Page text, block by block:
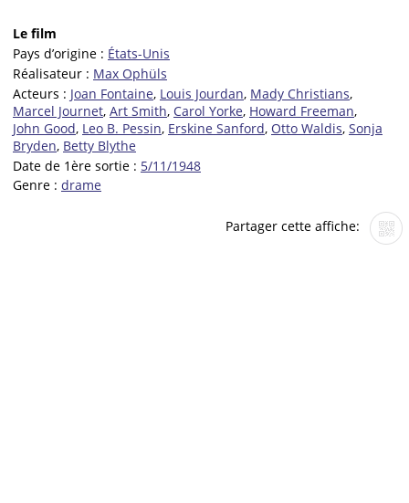
Le film
Pays d’origine : États-Unis
Réalisateur : Max Ophüls
Acteurs : Joan Fontaine, Louis Jourdan, Mady Christians,
Marcel Journet, Art Smith, Carol Yorke, Howard Freeman,
John Good, Leo B. Pessin, Erskine Sanford, Otto Waldis, Sonja
Bryden, Betty Blythe
Date de 1ère sortie : 5/11/1948
Genre : drame
Partager cette affiche: